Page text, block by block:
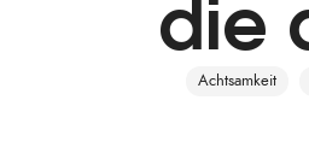
Achtsamkeit